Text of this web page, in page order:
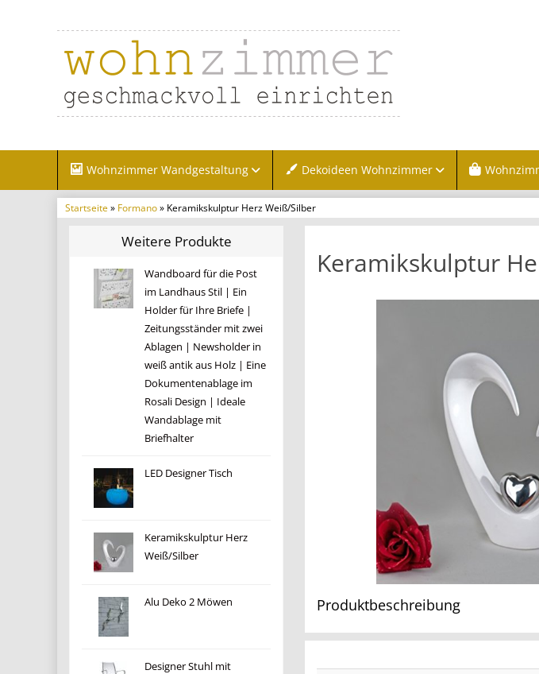
Wohnzimmer Wandgestaltung Dekoideen Wohnzimmer
Startseite» Formano» Keramikskulptur Herz Weiß/Silber
Weitere Produkte
Wandboard für die Post
im Landhaus Stil | Ein
Holder für Ihre Briefe |
Zeitungsständer mit zwei
Ablagen | Newsholder in
weiß antik aus Holz | Eine
Dokumentenablage im
Rosali Design | Ideale
Wandablage mit
Briefhalter
LED Designer Tisch
Keramikskulptur Herz
Weiß/Silber
Alu Deko 2 Möwen
Designer Stuhl mit
Keramikskulptur
Produktbeschreibung